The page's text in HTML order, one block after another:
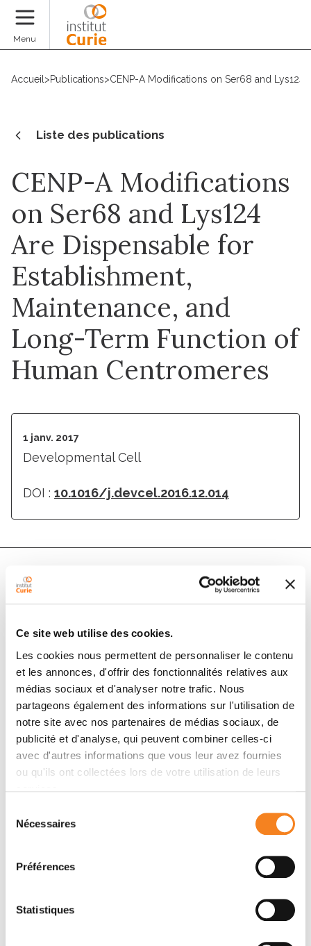
Ce site web utilise des cookies.
Les cookies nous permettent de personnaliser le contenu
et les annonces, d'offrir des fonctionnalités relatives aux
médias sociaux et d'analyser notre trafic. Nous
partageons également des informations sur l'utilisation de
notre site avec nos partenaires de médias sociaux, de
publicité et d'analyse, qui peuvent combiner celles-ci
avec d'autres informations que vous leur avez fournies
ou qu'ils ont collectées lors de votre utilisation de leurs
Nécessaires
Préférences
Statistiques
Menu
Accueil >Publications>CENP-A Modifications on Ser68 and
Liste des publications
CENP-A Modifications
on Ser68 and Lys124
Are Dispensable for
Establishment,
Maintenance, and
Long-Term Function of
Human Centromeres
1 janv. 2017
Developmental Cell
DOI : 10.1016/j.devcel.2016.12.014
Auteurs
Daniele Fachinetti, Glennis A. Logsdon, Amira Abdullah,
Evan B. Selzer, Don W. Cleveland, Ben E. Black
Membres
FACHINETTI